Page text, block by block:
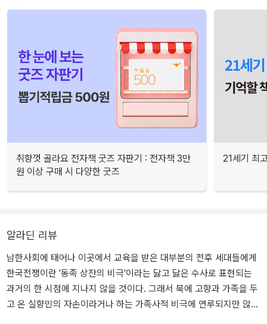
취향껏 골라요 전자책 굿즈 자판기 : 전자책 3만
원 이상 구매 시 다양한 굿즈
21세기 최
알라딘 리뷰
남한사회에 태어나 이곳에서 교육을 받은 대부분의 전후 세대들에게
한국전쟁이란 '동족 상잔의 비극'이라는 닳고 닳은 수사로 표현되는
과거의 한 시점에 지나지 않을 것이다. 그래서 북에 고향과 가족을 두
고 온 실향민의 자손이라거나 하는 가족사적 비극에 연루되지만 않는